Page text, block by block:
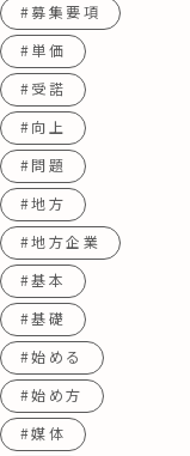
#募集要項
#単価
#受諾
#向上
#問題
#地方
#地方企業
#基本
#基礎
#始める
#始め方
#媒体